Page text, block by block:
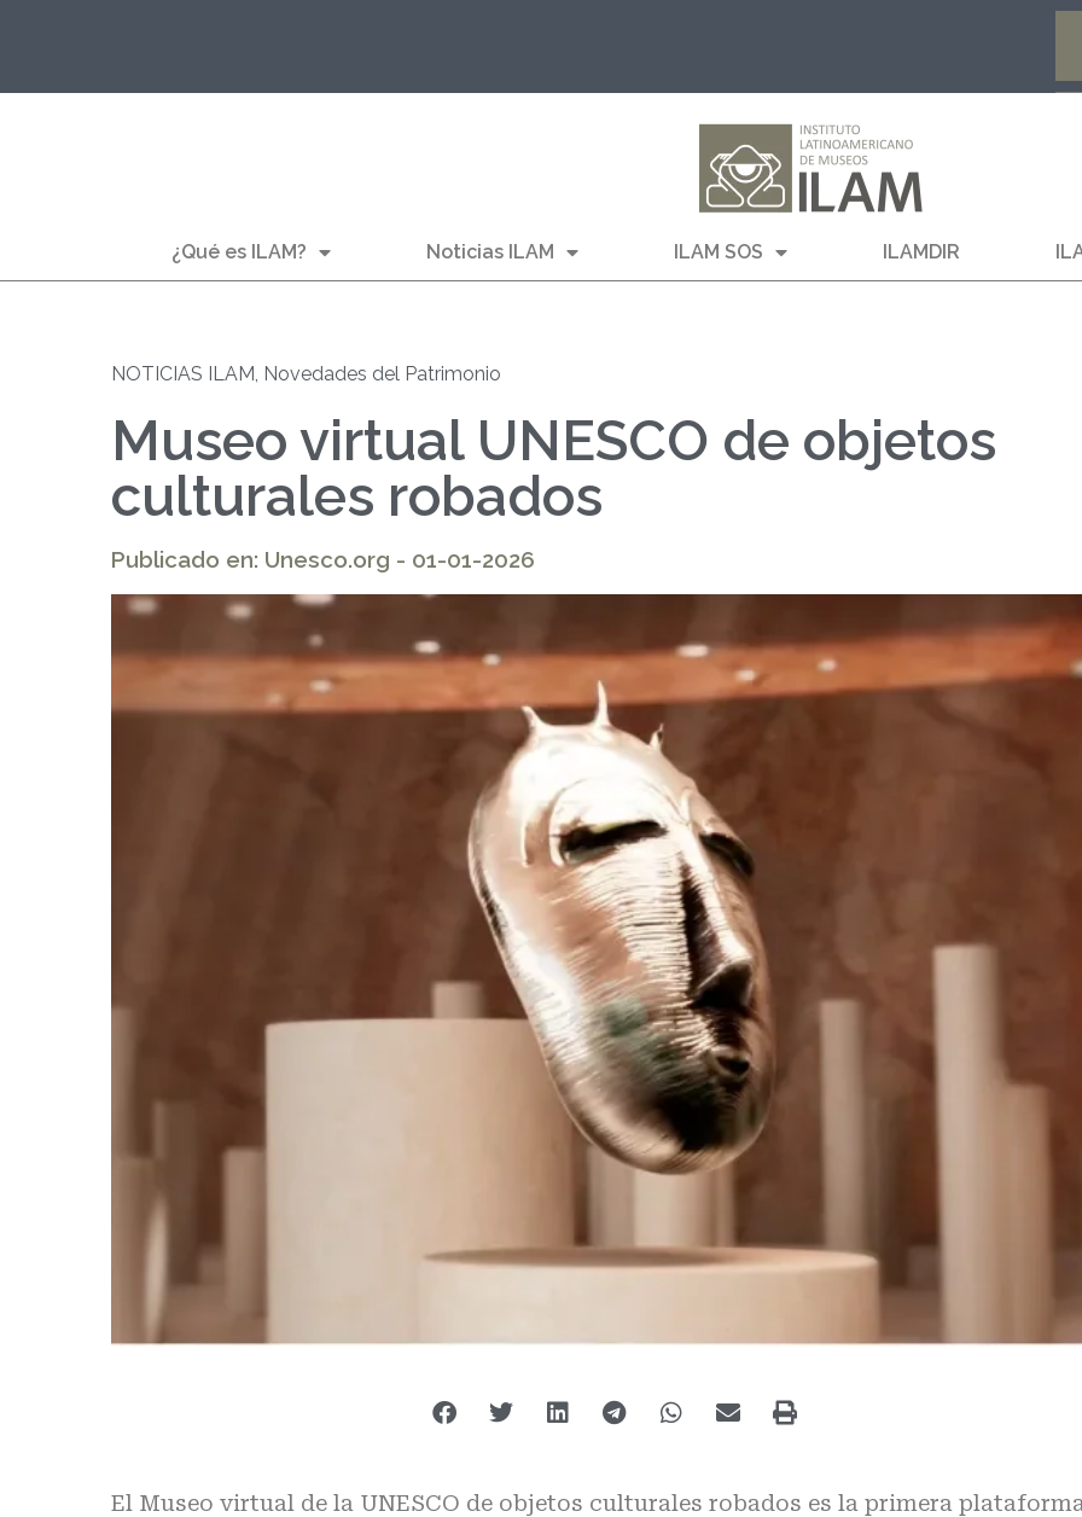
¿Qué es ILAM? Noticias ILAM ILAM SOS ILAMDIR
NOTICIAS ILAM, Novedades del Patrimonio
Museo virtual UNESCO de objetos
culturales robados
Publicado en: Unesco.org - 01-01-2026
El Museo virtual de la UNESCO de objetos culturales robados es la primera plataforma